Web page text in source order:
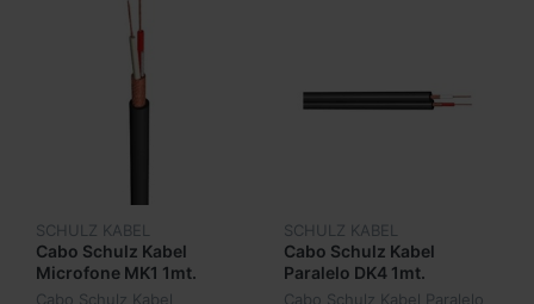
SCHULZ KABEL
Cabo Schulz Kabel
Microfone MK1 1mt.
Cabo Schulz Kabel
SCHULZ KABEL
Cabo Schulz Kabel
Paralelo DK4 1mt.
Cabo Schulz Kabel Paralelo